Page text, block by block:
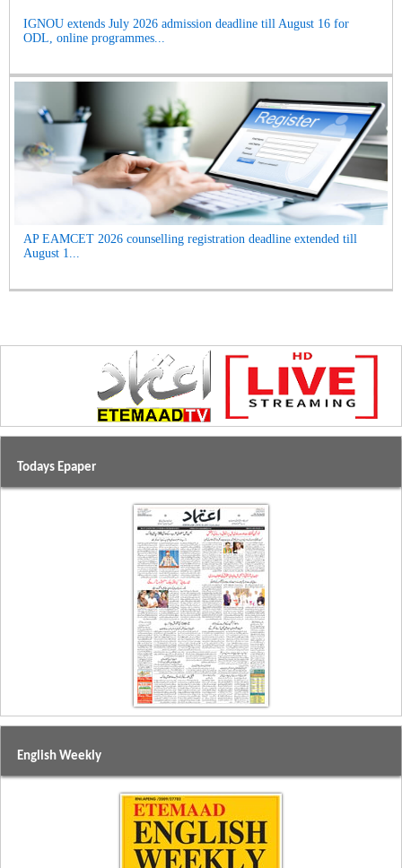
IGNOU extends July 2026 admission deadline till August 16 for
ODL, online programmes...
AP EAMCET 2026 counselling registration deadline extended till
August 1...
Todays Epaper
English Weekly